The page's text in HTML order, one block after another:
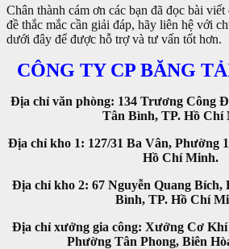
Chân thành cám ơn các bạn đã đọc bài
đề thắc mắc cần giải đáp, hãy liên hệ với
dưới đây để được hỗ trợ và tư vấn tốt hơn.
CÔNG TY CP BĂNG
Địa chỉ văn phòng: 134 Trương Công
Tân Bình, TP. Hồ Chí
Địa chỉ kho 1: 127/31 Ba Vân, Phường
Hồ Chí Minh.
Địa chỉ kho 2: 67 Nguyễn Quang Bích,
Bình, TP. Hồ Chí
Địa chỉ xưởng gia công: Xưởng Cơ
Phường Tân Phong, Biên